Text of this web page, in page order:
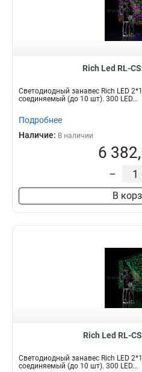
Rich Led RL-
Светодиодный занавес Rich LED
соединяемый (до 10 шт). 300 LED...
Подробнее
Наличие: В наличии
6
–
В
Rich Led RL-
Светодиодный занавес Rich LED
соединяемый (до 10 шт). 300 LED...